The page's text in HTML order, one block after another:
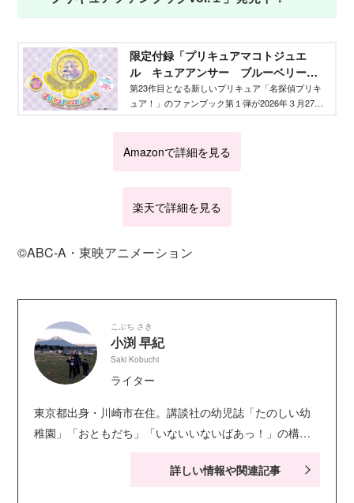
限定付録「プリキュアマコトジュエ
ル キュアアンサー ブルーベリータ
ルトver.」が付いてくる！ 『だいすき
プリキュア！めいたんていプリキュ
Aneひめ.net｜講談社
第23作目となる新しいプリキュア「名探偵プリキ
ュア！」のファンブック第１弾が2026年３月27日
Amazonで詳細を見る
楽天で詳細を見る
©ABC‐A・東映アニメーション
こぶち さき
小渕 早紀
Saki Kobuchi
ライター
東京都出身・川崎市在住。講談社の幼児誌「たのしい幼
稚園」「おともだち」「いないいないばあっ！」の構
ック・知育ドリルなども手がける。現在小学生の娘２人
詳しい情報や関連記事